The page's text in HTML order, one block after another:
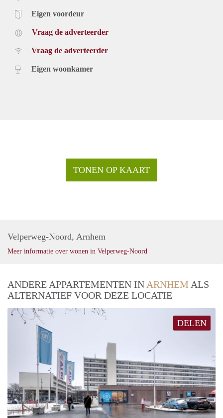
Eigen voordeur
Vraag de adverteerder
Vraag de adverteerder
Eigen woonkamer
TONEN OP KAART
Velperweg-Noord, Arnhem
Meer informatie over wonen in Velperweg-Noord
ANDERE APPARTEMENTEN IN ARNHEM ALS
ALTERNATIEF VOOR DEZE LOCATIE
DELEN